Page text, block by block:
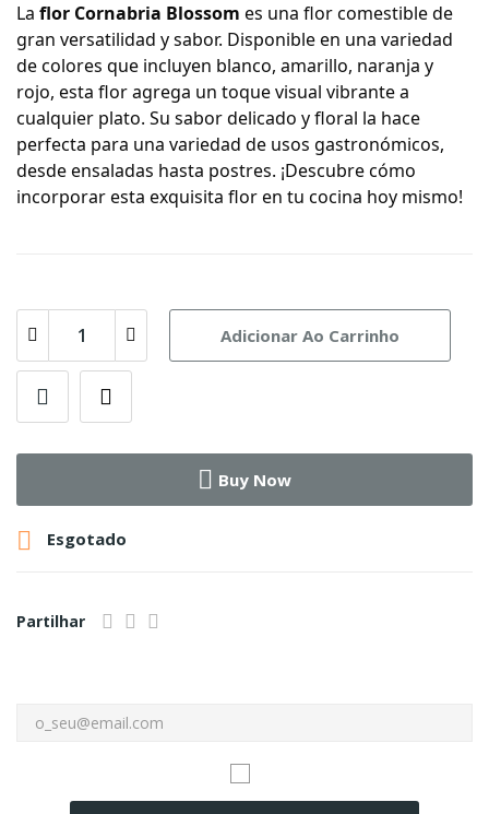
La flor Cornabria Blossom es una flor comestible de
gran versatilidad y sabor. Disponible en una variedad
de colores que incluyen blanco, amarillo, naranja y
rojo, esta flor agrega un toque visual vibrante a
cualquier plato. Su sabor delicado y floral la hace
perfecta para una variedad de usos gastronómicos,
desde ensaladas hasta postres. ¡Descubre cómo
incorporar esta exquisita flor en tu cocina hoy mismo!
Adicionar Ao Carrinho
Buy Now
 Esgotado
Partilhar